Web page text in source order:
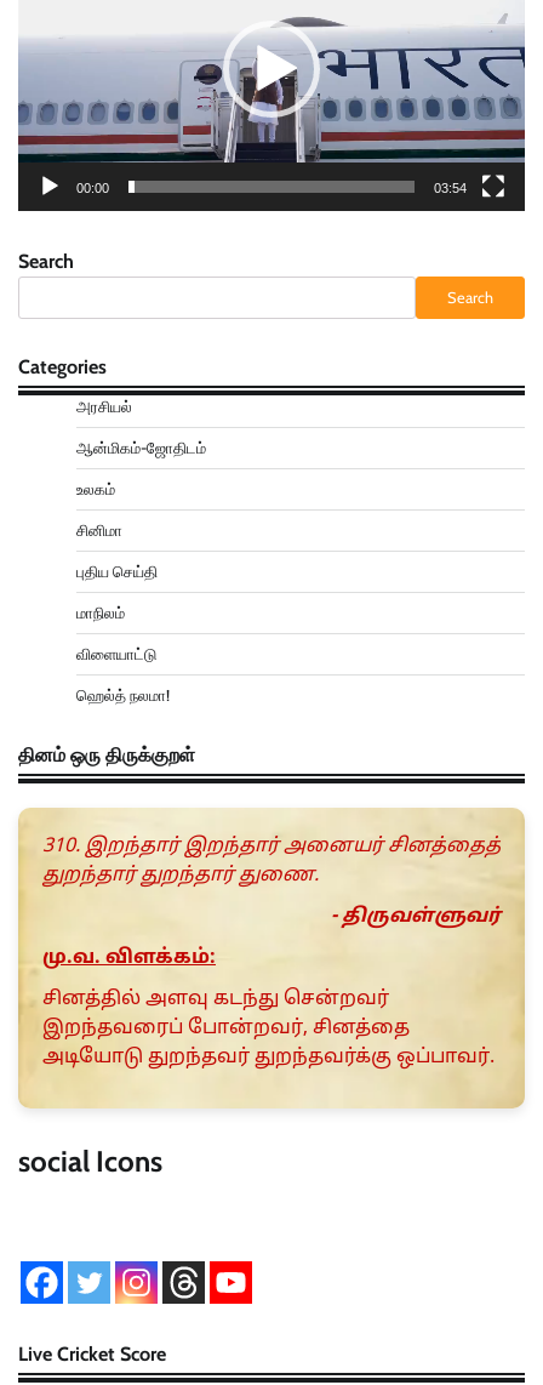
00:00 03:54
Search
Search
Categories
அரசியல்
ஆன்மிகம்-ஜோதிடம்
உலகம்
சினிமா
புதிய செய்தி
மாநிலம்
விளையாட்டு
ஹெல்த் நலமா!
தினம் ஒரு திருக்குறள்
310. இறந்தார் இறந்தார் அனையர் சினத்தைத்
துறந்தார் துறந்தார் துணை.
- திருவள்ளுவர்
மு.வ. விளக்கம்:
சினத்தில் அளவு கடந்து சென்றவர்
இறந்தவரைப் போன்றவர், சினத்தை
அடியோடு துறந்தவர் துறந்தவர்க்கு ஒப்பாவர்.
social Icons
Live Cricket Score